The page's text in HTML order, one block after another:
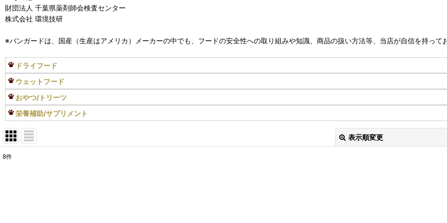
財団法人 千葉県薬剤師会検査センター
株式会社 環境技研
※バンガードは、国産（生産はアメリカ）メーカーの中でも、フードの安全性への取り組みや知識、商品の扱い方法等、当店が自信を持って
ドライフード
ウェットフード
おやつ/トリーツ
栄養補助/サプリメント
表示順変更
8件